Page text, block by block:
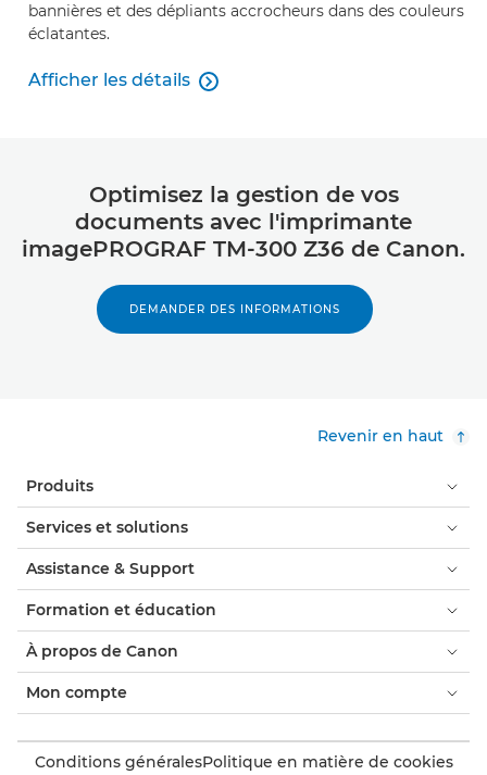
bannières et des dépliants accrocheurs dans des couleurs
éclatantes.
Afficher les détails
PosterArtist

Optimisez la gestion de vos
documents avec l'imprimante
imagePROGRAF TM-300 Z36 de Canon.
DEMANDER DES INFORMATIONS
Revenir en haut
Produits
Services et solutions
Assistance & Support
Formation et éducation
À propos de Canon
Mon compte
Conditions généralesPolitique en matière de cookies